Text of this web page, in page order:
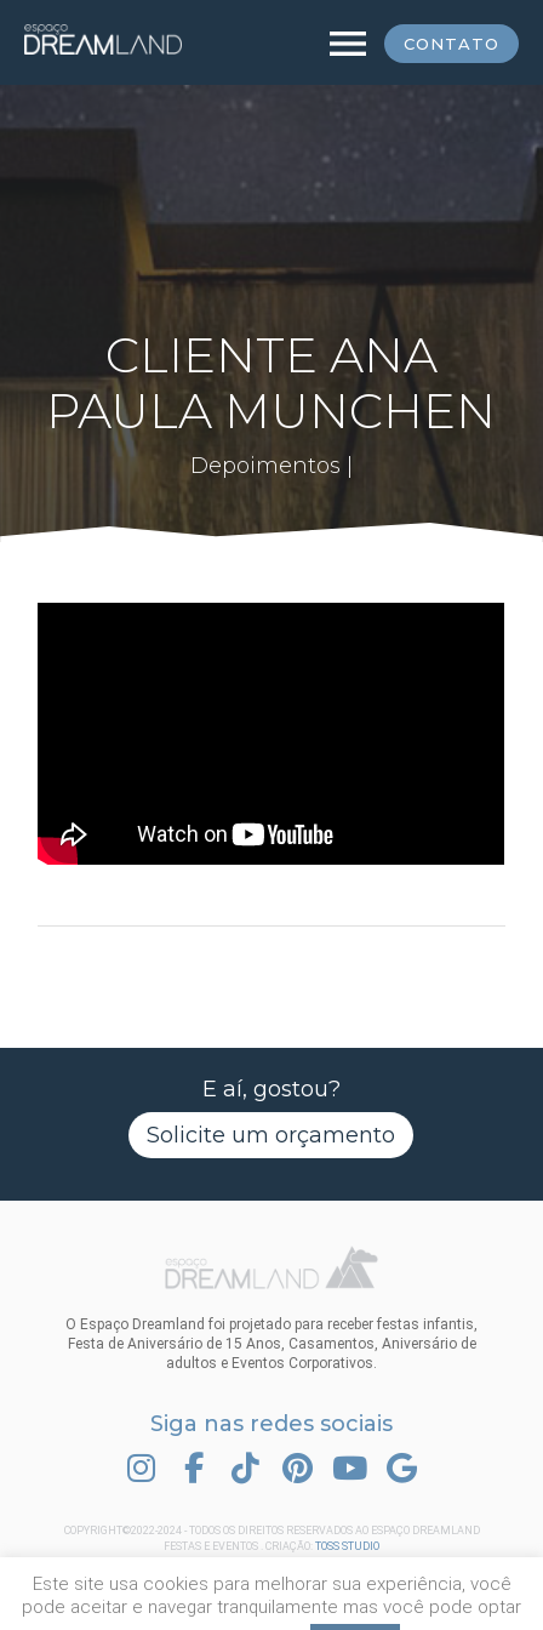
CONTATO
menu
CLIENTE ANA
PAULA MUNCHEN
Depoimentos |
E aí, gostou?
Solicite um orçamento
O Espaço Dreamland foi projetado para receber festas infantis,
Festa de Aniversário de 15 Anos, Casamentos, Aniversário de
adultos e Eventos Corporativos.
Siga nas redes sociais
INSTAGRAMFACEBOOKTIK TOK PINTERESTYOUTUBE
COPYRIGHT©2022-2024 - TODOS OS DIREITOS RESERVADOS AO ESPAÇO DREAMLAND
FESTAS E EVENTOS . CRIAÇÃO:TOSS STUDIO
Este site usa cookies para melhorar sua experiência, você
pode aceitar e navegar tranquilamente mas você pode optar